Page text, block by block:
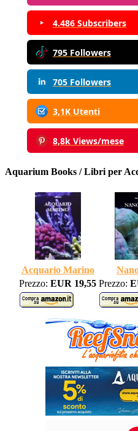
4.486 Subscribers
795 Followers
705 Followers
3,1K Utenti
8,8k Views/mese
Aquarium Books / Libri per
Acquario Marino
Prezzo: EUR 19,55 Prezzo: